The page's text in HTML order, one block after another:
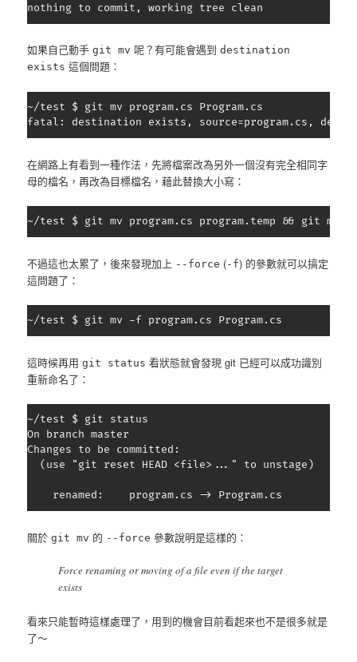
nothing to commit, working tree clean
如果自己動手git mv 呢？有可能會遇到destination
exists 這個問題：
~/test $ git mv program.cs Program.cs
fatal: destination exists, source=program.cs,
在網路上有看到一種作法，先將檔案改為另外一個沒有完全相同字
母的檔名，再改為目標檔名，藉此替換大小寫：
~/test $ git mv program.cs program.temp && git mv
不過這也太累了，後來發現加上 --force (-f) 的參數就可以搞定
這問題了：
~/test $ git mv -f program.cs Program.cs
這時候再用git status 看狀態就會發現 git 已經可以成功識別
重新命名了：
~/test $ git status
On branch master
Changes to be committed:
  (use "git reset HEAD <file>..." to unstage)
	renamed:    program.cs -> Program.cs
關於git mv 的 --force 參數說明是這樣的：
Force renaming or moving of a file even if the target
exists
看來只能暫時這樣處理了，用到的機會目前看起來也不是很多就是
了～